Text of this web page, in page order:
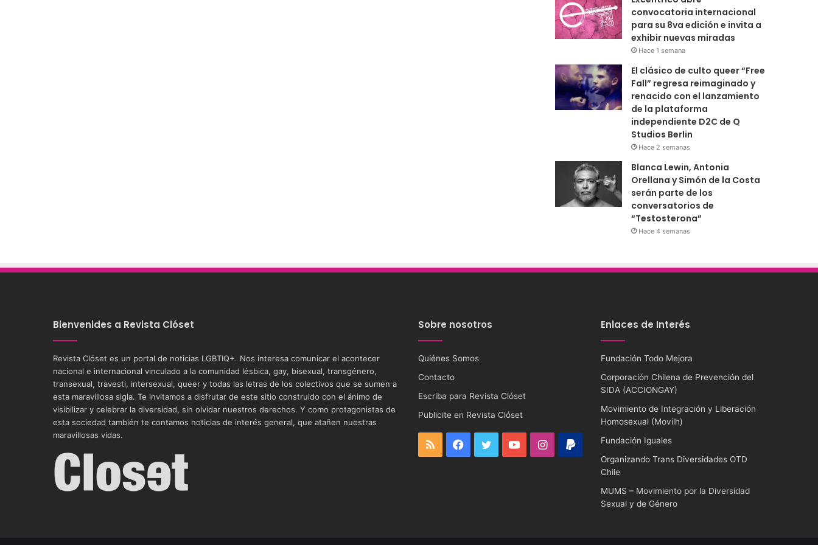
convocatoria internacional
para su 8va edición e invita a
exhibir nuevas miradas
Hace 1 semana
El clásico de culto queer “Free
Fall” regresa reimaginado y
renacido con el lanzamiento
de la plataforma
independiente D2C de Q
Studios Berlin
Hace 2 semanas
Blanca Lewin, Antonia
Orellana y Simón de la Costa
serán parte de los
conversatorios de
“Testosterona”
Hace 4 semanas
Bienvenides a Revista Clóset
Revista Clóset es un portal de noticias LGBTIQ+. Nos interesa comunicar el acontecer
nacional e internacional vinculado a la comunidad lésbica, gay, bisexual, transgénero,
transexual, travesti, intersexual, queer y todas las letras de los colectivos que se sumen a
esta maravillosa sigla. Te invitamos a disfrutar de este sitio construido con el ánimo de
visibilizar y celebrar la diversidad, sin olvidar nuestros derechos. Y como protagonistas de
esta sociedad también te contamos noticias de interés general, que atañen nuestras
maravillosas vidas.
Sobre nosotros
Quiénes Somos
Contacto
Escriba para Revista Clóset
Publicite en Revista Clóset
RSS Facebook
TwitterYouTubeInstagramPayPal
Enlaces de Interés
Fundación Todo Mejora
Corporación Chilena de Prevención del
SIDA (ACCIONGAY)
Movimiento de Integración y Liberación
Homosexual (Movilh)
Fundación Iguales
Organizando Trans Diversidades OTD
Chile
MUMS – Movimiento por la Diversidad
Sexual y de Género